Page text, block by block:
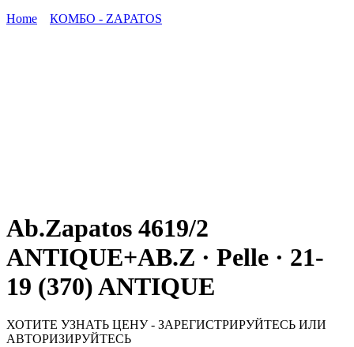
Home
КОМБО - ZAPATOS
Ab.Zapatos 4619/2
ANTIQUE+AB.Z · Pelle · 21-
19 (370) ANTIQUE
ХОТИТЕ УЗНАТЬ ЦЕНУ - ЗАРЕГИСТРИРУЙТЕСЬ ИЛИ
АВТОРИЗИРУЙТЕСЬ